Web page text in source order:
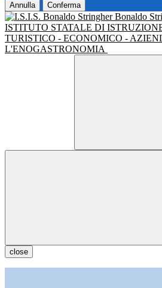
Annulla Conferma
Bonaldo
ISTITUTO STATALE DI
TURISTICO - ECONOMICO -
L'ENOGASTRONOMIA
close